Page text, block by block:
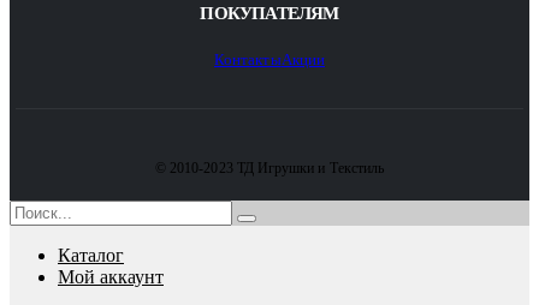
ПОКУПАТЕЛЯМ
КонтактыАкции
© 2010-2023 ТД Игрушки и Текстиль
Каталог
Мой аккаунт